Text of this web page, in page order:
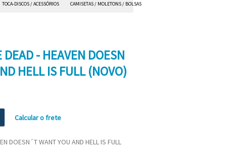
TOCA-DISCOS / ACESSÓRIOS CAMISETAS / MOLETONS / BOLSAS
DEAD - HEAVEN DOESN
HELL IS FULL (NOVO)
Calcular o frete
DOESN´T WANT YOU AND HELL IS FULL